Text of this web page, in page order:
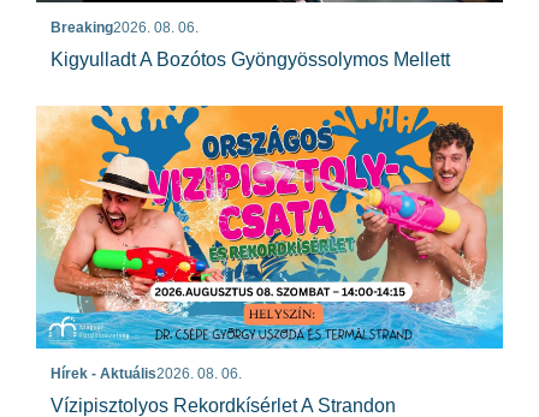
Breaking2026. 08. 06.
Kigyulladt A Bozótos Gyöngyössolymos Mellett
Hírek - Aktuális2026. 08. 06.
Vízipisztolyos Rekordkísérlet A Strandon